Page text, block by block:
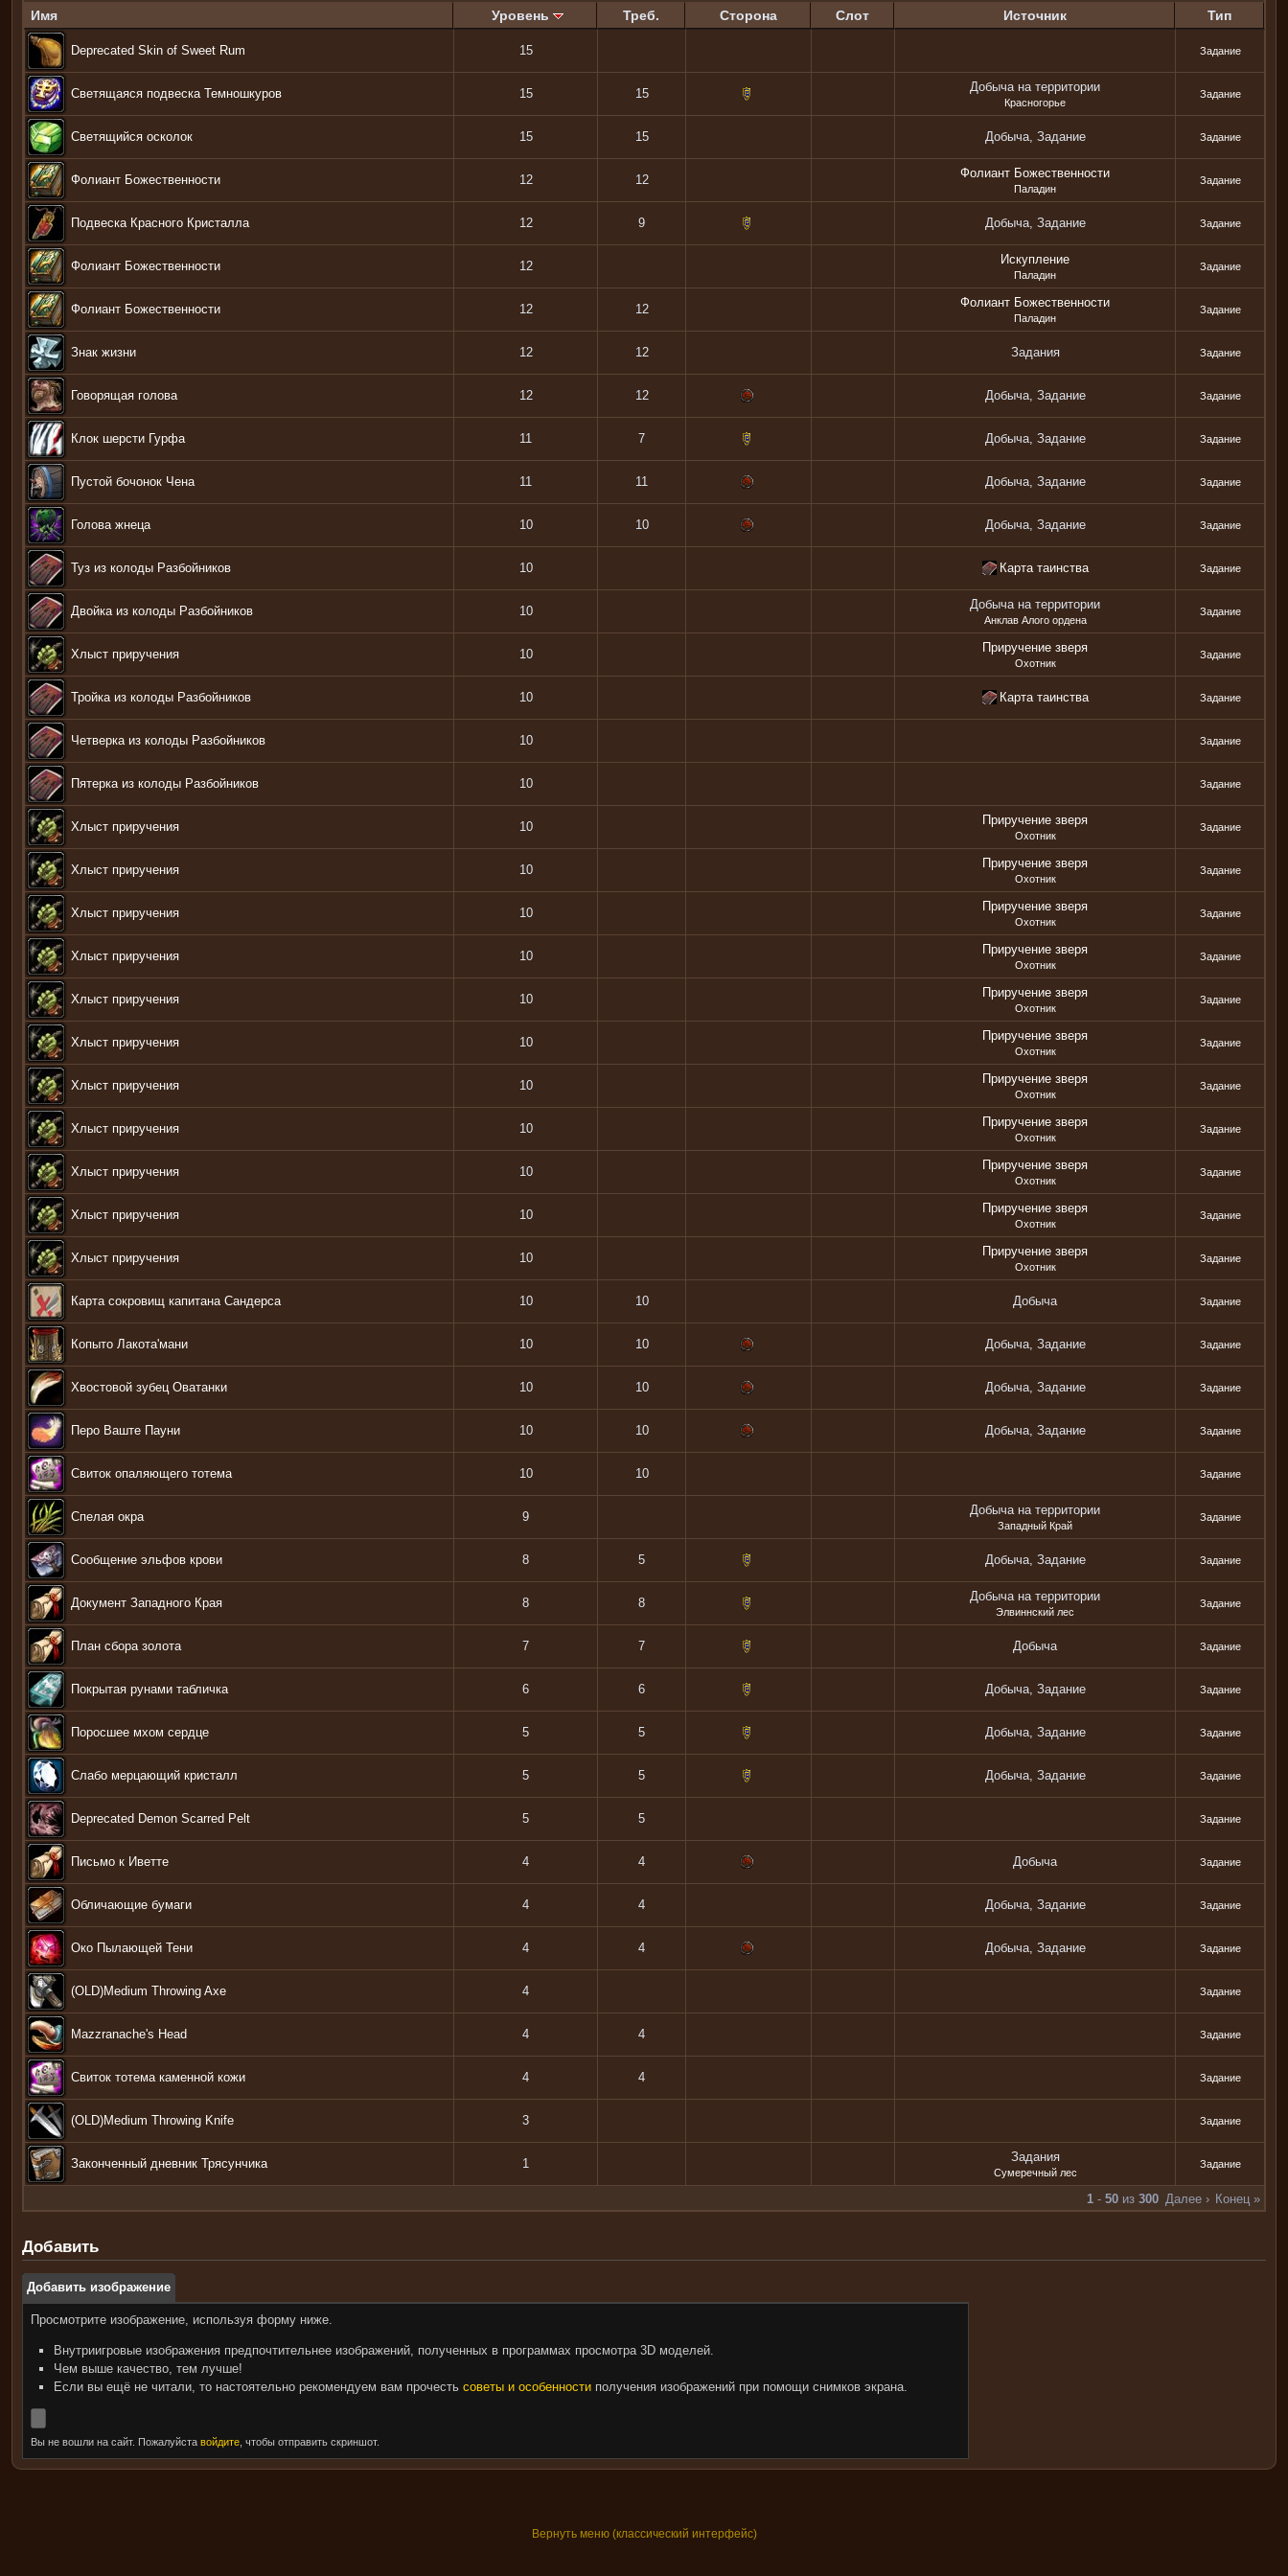
Имя Уровень Треб. Сторона Слот Источник Тип
Deprecated Skin of Sweet Rum 15 Задание
Светящаяся подвеска Темношкуров 15 15 Добыча на территории
Красногорье
Задание
Светящийся осколок 15 15 Добыча, Задание Задание
Фолиант Божественности 12 12 Фолиант Божественности
Паладин
Задание
Подвеска Красного Кристалла 12 9 Добыча, Задание Задание
Фолиант Божественности 12 Искупление
Паладин
Задание
Фолиант Божественности 12 12 Фолиант Божественности
Паладин
Задание
Знак жизни 12 12 Задания Задание
Говорящая голова 12 12 Добыча, Задание Задание
Клок шерсти Гурфа 11 7 Добыча, Задание Задание
Пустой бочонок Чена 11 11 Добыча, Задание Задание
Голова жнеца 10 10 Добыча, Задание Задание
Туз из колоды Разбойников 10 Карта таинства Задание
Двойка из колоды Разбойников 10 Добыча на территории
Анклав Алого ордена
Задание
Хлыст приручения 10 Приручение зверя
Охотник
Задание
Тройка из колоды Разбойников 10 Карта таинства Задание
Четверка из колоды Разбойников 10 Задание
Пятерка из колоды Разбойников 10 Задание
Хлыст приручения 10 Приручение зверя
Охотник
Задание
Хлыст приручения 10 Приручение зверя
Охотник
Задание
Хлыст приручения 10 Приручение зверя
Охотник
Задание
Хлыст приручения 10 Приручение зверя
Охотник
Задание
Хлыст приручения 10 Приручение зверя
Охотник
Задание
Хлыст приручения 10 Приручение зверя
Охотник
Задание
Хлыст приручения 10 Приручение зверя
Охотник
Задание
Хлыст приручения 10 Приручение зверя
Охотник
Задание
Хлыст приручения 10 Приручение зверя
Охотник
Задание
Хлыст приручения 10 Приручение зверя
Охотник
Задание
Хлыст приручения 10 Приручение зверя
Охотник
Задание
Карта сокровищ капитана Сандерса 10 10 Добыча Задание
Копыто Лакота'мани 10 10 Добыча, Задание Задание
Хвостовой зубец Оватанки 10 10 Добыча, Задание Задание
Перо Ваште Пауни 10 10 Добыча, Задание Задание
Свиток опаляющего тотема 10 10 Задание
Спелая окра 9 Добыча на территории
Западный Край
Задание
Сообщение эльфов крови 8 5 Добыча, Задание Задание
Документ Западного Края 8 8 Добыча на территории
Элвиннский лес
Задание
План сбора золота 7 7 Добыча Задание
Покрытая рунами табличка 6 6 Добыча, Задание Задание
Поросшее мхом сердце 5 5 Добыча, Задание Задание
Слабо мерцающий кристалл 5 5 Добыча, Задание Задание
Deprecated Demon Scarred Pelt 5 5 Задание
Письмо к Иветте 4 4 Добыча Задание
Обличающие бумаги 4 4 Добыча, Задание Задание
Око Пылающей Тени 4 4 Добыча, Задание Задание
(OLD)Medium Throwing Axe 4 Задание
Mazzranache's Head 4 4 Задание
Свиток тотема каменной кожи 4 4 Задание
(OLD)Medium Throwing Knife 3 Задание
Законченный дневник Трясунчика 1 Задания
Сумеречный лес
Задание
1 - 50 из 300 Далее › Конец »
Добавить
Добавить изображение
Просмотрите изображение, используя форму ниже.
Внутриигровые изображения предпочтительнее изображений, полученных в программах просмотра 3D моделей.
Чем выше качество, тем лучше!
Если вы ещё не читали, то настоятельно рекомендуем вам прочесть советы и особенности получения изображений при помощи снимков экрана.
Вы не вошли на сайт. Пожалуйста войдите , чтобы отправить скриншот.
Вернуть меню (классический интерфейс)